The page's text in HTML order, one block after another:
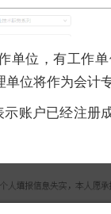
单位，有工作
位将作为会计
账户已经注册